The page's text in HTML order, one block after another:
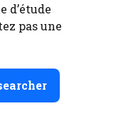
d’étude
pas une